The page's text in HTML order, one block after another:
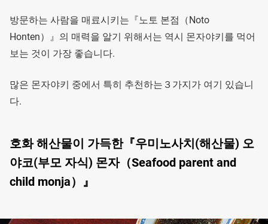
방문하는 사람을 매료시키는『노토 본점（Noto
Honten）』의 매력을 알기 위해서는 역시 몬자야키를 먹어
보는 것이 가장 좋습니다.
많은 몬자야키 중에서 특히 추천하는３가지가 여기 있습니
다.
호화 해산물이 가득한『우미노사치(해산물) 오
야코(부모 자식) 몬자（Seafood parent and
child monja）』